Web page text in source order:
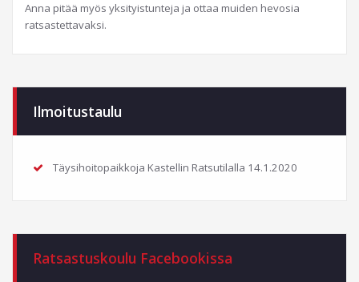
Anna pitää myös yksityistunteja ja ottaa muiden hevosia
ratsastettavaksi.
Ilmoitustaulu
Täysihoitopaikkoja Kastellin Ratsutilalla 14.1.2020
Ratsastuskoulu Facebookissa